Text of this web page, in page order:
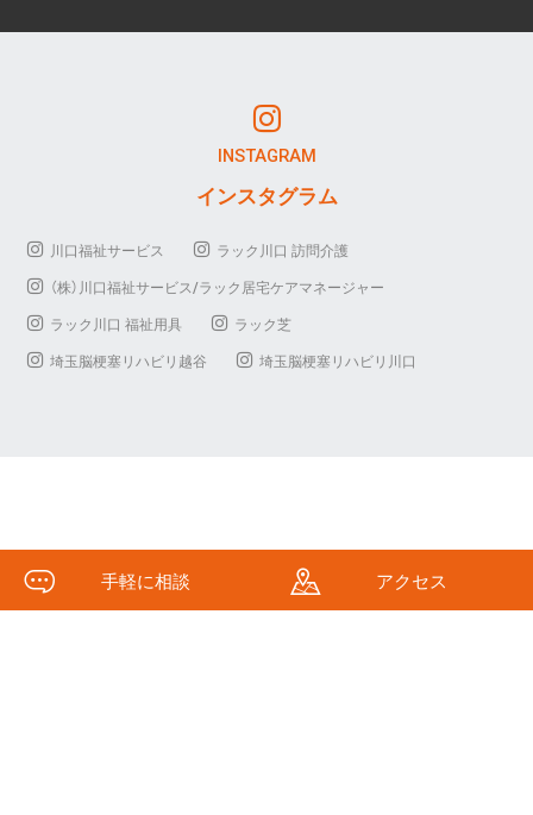
INSTAGRAM
インスタグラム
川口福祉サービス
ラック川口 訪問介護
（株）川口福祉サービス/ラック居宅ケアマネージャー
ラック川口 福祉用具
ラック芝
埼玉脳梗塞リハビリ越谷
埼玉脳梗塞リハビリ川口
手軽に相談 アクセス